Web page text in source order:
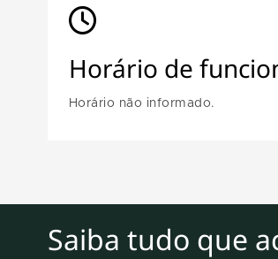
Horário de
Horário não informado.
Saiba tudo que